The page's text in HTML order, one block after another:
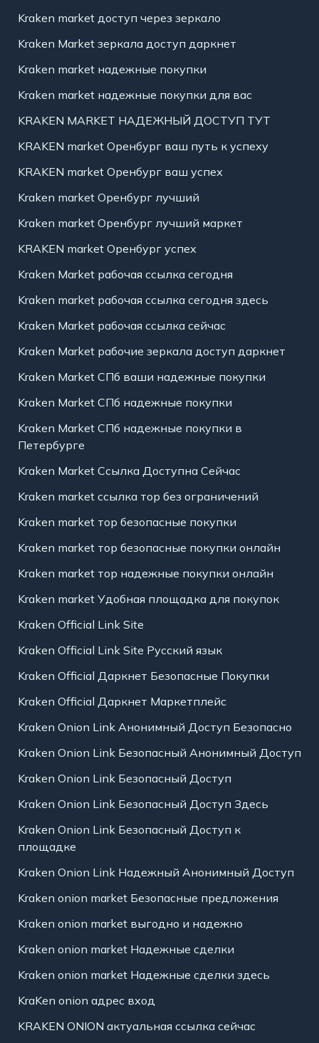
Kraken market доступ через зеркало
Kraken Market зеркала доступ даркнет
Kraken market надежные покупки
Kraken market надежные покупки для вас
KRAKEN MARKET НАДЕЖНЫЙ ДОСТУП ТУТ
KRAKEN market Оренбург ваш путь к успеху
KRAKEN market Оренбург ваш успех
Kraken market Оренбург лучший
Kraken market Оренбург лучший маркет
KRAKEN market Оренбург успех
Kraken Market рабочая ссылка сегодня
Kraken market рабочая ссылка сегодня здесь
Kraken Market рабочая ссылка сейчас
Kraken Market рабочие зеркала доступ даркнет
Kraken Market СПб ваши надежные покупки
Kraken Market СПб надежные покупки
Kraken Market СПб надежные покупки в
Петербурге
Kraken Market Ссылка Доступна Сейчас
Kraken market ссылка тор без ограничений
Kraken market тор безопасные покупки
Kraken market тор безопасные покупки онлайн
Kraken market тор надежные покупки онлайн
Kraken market Удобная площадка для покупок
Kraken Official Link Site
Kraken Official Link Site Русский язык
Kraken Official Даркнет Безопасные Покупки
Kraken Official Даркнет Маркетплейс
Kraken Onion Link Анонимный Доступ Безопасно
Kraken Onion Link Безопасный Анонимный Доступ
Kraken Onion Link Безопасный Доступ
Kraken Onion Link Безопасный Доступ Здесь
Kraken Onion Link Безопасный Доступ к
площадке
Kraken Onion Link Надежный Анонимный Доступ
Kraken onion market Безопасные предложения
Kraken onion market выгодно и надежно
Kraken onion market Надежные сделки
Kraken onion market Надежные сделки здесь
KraKen onion адрес вход
KRAKEN ONION актуальная ссылка сейчас